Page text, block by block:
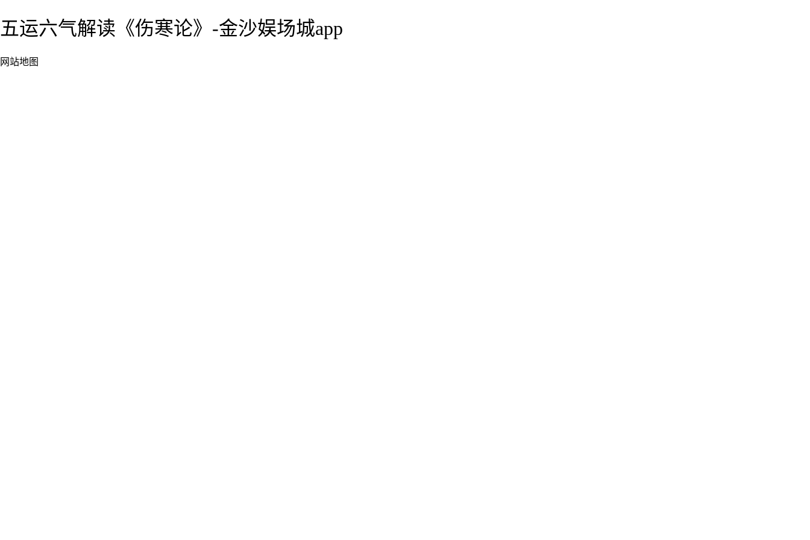
五运六气解读《伤寒论》-金沙娱场城app
网站地图